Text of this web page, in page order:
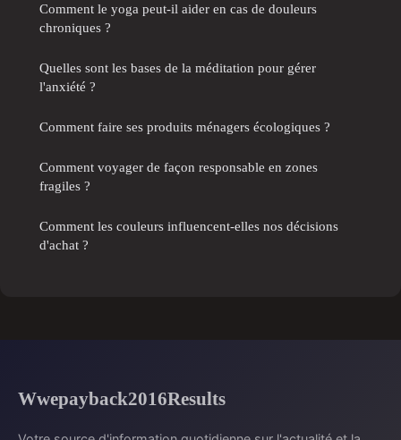
Comment le yoga peut-il aider en cas de douleurs
chroniques ?
Quelles sont les bases de la méditation pour gérer
l'anxiété ?
Comment faire ses produits ménagers écologiques ?
Comment voyager de façon responsable en zones
fragiles ?
Comment les couleurs influencent-elles nos décisions
d'achat ?
Wwepayback2016Results